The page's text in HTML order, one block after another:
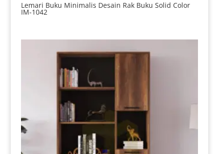
Lemari Buku Minimalis Desain Rak Buku Solid Color
IM-1042